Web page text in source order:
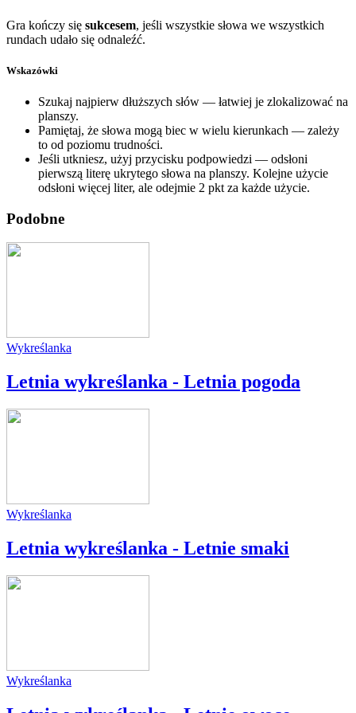
Gra kończy się sukcesem, jeśli wszystkie słowa we wszystkich
rundach udało się odnaleźć.
Wskazówki
Szukaj najpierw dłuższych słów — łatwiej je zlokalizować na
planszy.
Pamiętaj, że słowa mogą biec w wielu kierunkach — zależy
to od poziomu trudności.
Jeśli utkniesz, użyj przycisku podpowiedzi — odsłoni
pierwszą literę ukrytego słowa na planszy. Kolejne użycie
odsłoni więcej liter, ale odejmie 2 pkt za każde użycie.
Podobne
Wykreślanka
Letnia wykreślanka - Letnia pogoda
Wykreślanka
Letnia wykreślanka - Letnie smaki
Wykreślanka